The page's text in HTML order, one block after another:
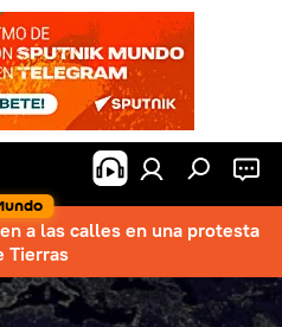
a las calles en una protesta
Tierras